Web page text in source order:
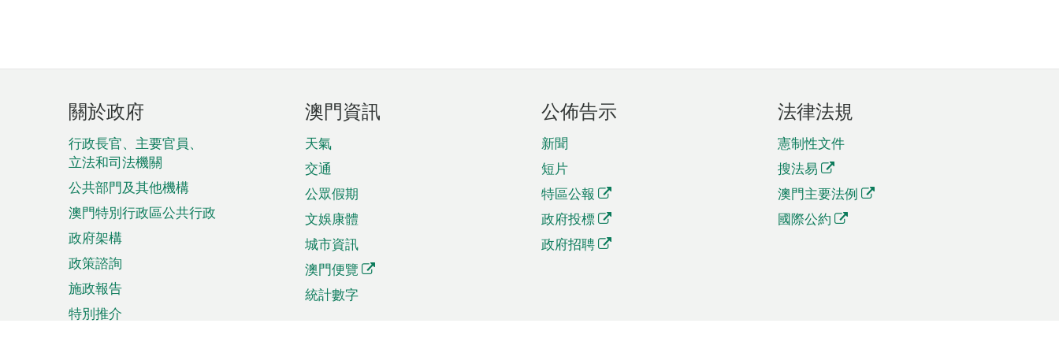
頁
腳
菜
單
關於政府
行政長官、主要官員、
立法和司法機關
公共部門及其他機構
澳門特別行政區公共行政
政府架構
政策諮詢
施政報告
特別推介
澳門資訊
天氣
交通
公眾假期
文娛康體
城市資訊
澳門便覽
統計數字
公佈告示
新聞
短片
特區公報
政府投標
政府招聘
法律法規
憲制性文件
搜法易
澳門主要法例
國際公約